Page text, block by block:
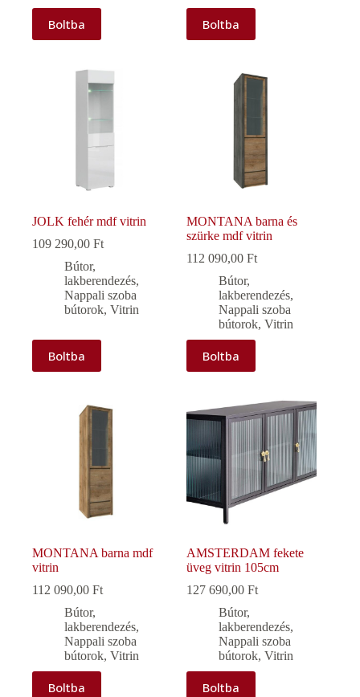
Boltba Boltba
JOLK fehér mdf vitrin
109 290,00 Ft
Bútor,
lakberendezés,
Nappali szoba
bútorok, Vitrin
Boltba
MONTANA barna és
szürke mdf vitrin
112 090,00Ft
Bútor,
lakberendezés,
Nappali szoba
bútorok,Vitrin
Boltba
MONTANA barna mdf
vitrin
112 090,00 Ft
Bútor,
lakberendezés,
Nappali szoba
bútorok, Vitrin
Boltba
AMSTERDAM fekete
üveg vitrin 105cm
127 690,00Ft
Bútor,
lakberendezés,
Nappali szoba
bútorok,Vitrin
Boltba